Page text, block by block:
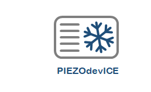
PIEZODevICE